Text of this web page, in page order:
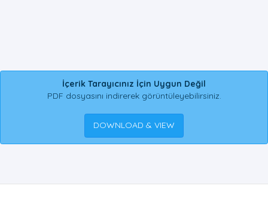
İçerik Tarayıcınız İçin Uygun Değil
PDF dosyasını indirerek görüntüleyebilirsiniz.
DOWNLOAD & VIEW